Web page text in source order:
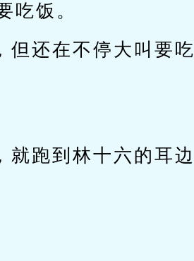
吃饭。
但还在不停大叫要吃
就跑到林十六的耳边